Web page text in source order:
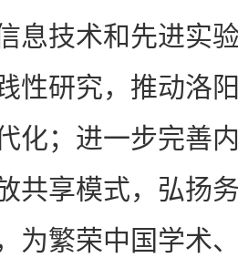
息技术和先进实
性研究，推动洛
化；进一步完善
共享模式，弘扬
为繁荣中国学术